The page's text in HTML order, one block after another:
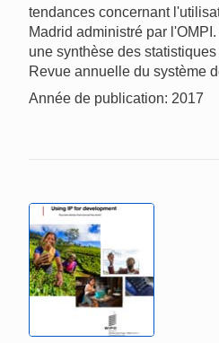
tendances concernant
Madrid administré par
une synthèse des
Revue annuelle du système
Année de publication: 2017